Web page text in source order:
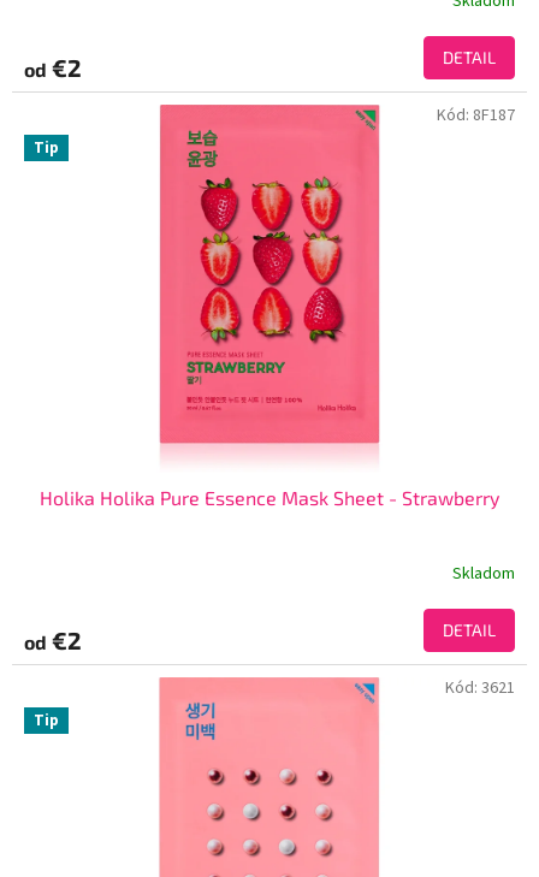
od €2 DETAIL
Tip
Holika Holika Pure Essence Mask Sheet - Strawberry
Skladom
od €2 DETAIL
Kód: 8F187
Tip
Kód: 3621